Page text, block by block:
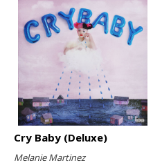
Cry Baby (Deluxe)
Melanie Martinez